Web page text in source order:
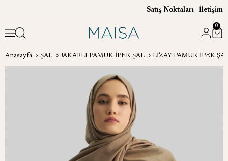
Satış Noktaları İletişim
0
Anasayfa ŞAL JAKARLI PAMUK İPEK ŞAL LİZAY PAMUK İPEK